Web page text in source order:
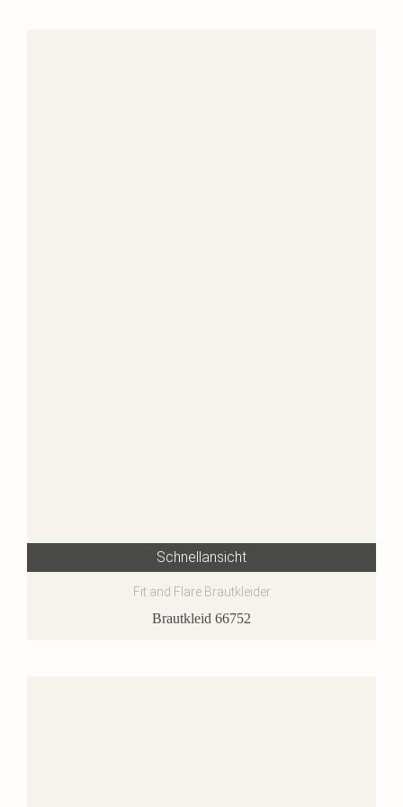
Schnellansicht
Fit and Flare Brautkleider
Brautkleid 66752